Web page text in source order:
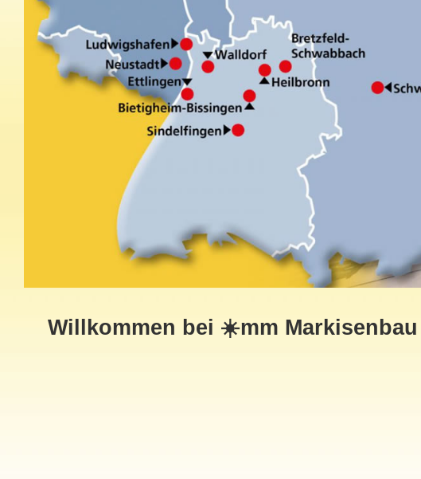
Willkommen bei ☀️mm